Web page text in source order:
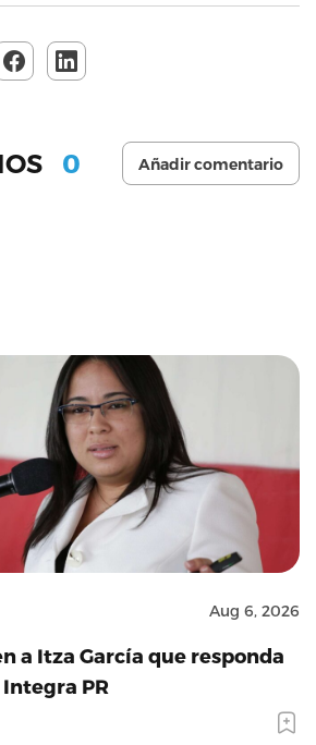
0 Añadir comentario
Aug 6, 2026
a Itza García que responda
PR